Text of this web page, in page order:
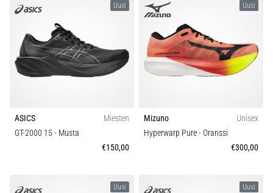
Sanotaan,
hiilihydraattitankkaus
superkompensaatio
parantaa
se
todella…
Uusi
ASICS
Miesten
GT-2000 15- Musta
€150,00
Uusi
Mizuno
Unisex
Hyperwarp Pure- Oranssi
€300,00
Uusi Uusi